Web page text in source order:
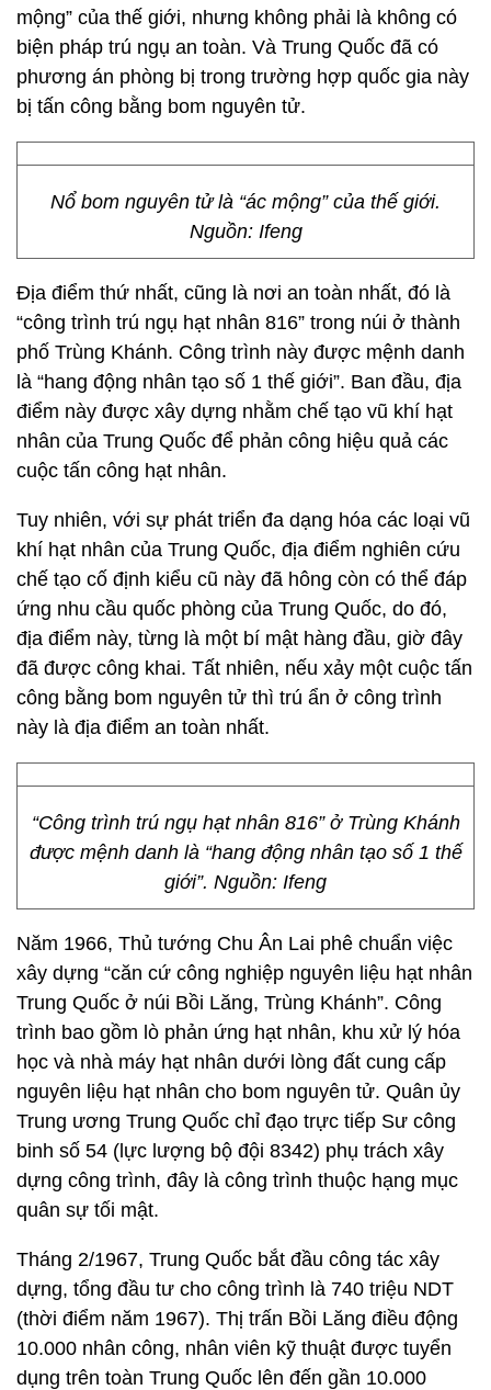
mộng” của thế giới, nhưng không phải là không có
biện pháp trú ngụ an toàn. Và Trung Quốc đã có
phương án phòng bị trong trường hợp quốc gia này
bị tấn công bằng bom nguyên tử.
Nổ bom nguyên tử là “ác mộng” của thế giới.
Nguồn: Ifeng
Địa điểm thứ nhất, cũng là nơi an toàn nhất, đó là
“công trình trú ngụ hạt nhân 816” trong núi ở thành
phố Trùng Khánh. Công trình này được mệnh danh
là “hang động nhân tạo số 1 thế giới”. Ban đầu, địa
điểm này được xây dựng nhằm chế tạo vũ khí hạt
nhân của Trung Quốc để phản công hiệu quả các
cuộc tấn công hạt nhân.
Tuy nhiên, với sự phát triển đa dạng hóa các loại vũ
khí hạt nhân của Trung Quốc, địa điểm nghiên cứu
chế tạo cố định kiểu cũ này đã hông còn có thể đáp
ứng nhu cầu quốc phòng của Trung Quốc, do đó,
địa điểm này, từng là một bí mật hàng đầu, giờ đây
đã được công khai. Tất nhiên, nếu xảy một cuộc tấn
công bằng bom nguyên tử thì trú ẩn ở công trình
này là địa điểm an toàn nhất.
“Công trình trú ngụ hạt nhân 816” ở Trùng Khánh
được mệnh danh là “hang động nhân tạo số 1 thế
giới”. Nguồn: Ifeng
Năm 1966, Thủ tướng Chu Ân Lai phê chuẩn việc
xây dựng “căn cứ công nghiệp nguyên liệu hạt nhân
Trung Quốc ở núi Bồi Lăng, Trùng Khánh”. Công
trình bao gồm lò phản ứng hạt nhân, khu xử lý hóa
học và nhà máy hạt nhân dưới lòng đất cung cấp
nguyên liệu hạt nhân cho bom nguyên tử. Quân ủy
Trung ương Trung Quốc chỉ đạo trực tiếp Sư công
binh số 54 (lực lượng bộ đội 8342) phụ trách xây
dựng công trình, đây là công trình thuộc hạng mục
quân sự tối mật.
Tháng 2/1967, Trung Quốc bắt đầu công tác xây
dựng, tổng đầu tư cho công trình là 740 triệu NDT
(thời điểm năm 1967). Thị trấn Bồi Lăng điều động
10.000 nhân công, nhân viên kỹ thuật được tuyển
dụng trên toàn Trung Quốc lên đến gần 10.000